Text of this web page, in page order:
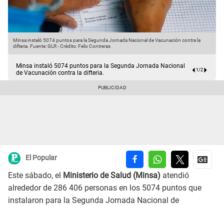
Minsa instaló 5074 puntos para la Segunda Jornada Nacional de Vacunación contra la
difteria. Fuente: GLR-Crédito: Felix Contreras
Minsa instaló 5074 puntos para la Segunda Jornada Nacional
de Vacunación contra la difteria.
1/2
El Popular
Este sábado, el Ministerio de Salud (Minsa) atendió
alrededor de 286 406 personas en los 5074 puntos que
instalaron para la Segunda Jornada Nacional de